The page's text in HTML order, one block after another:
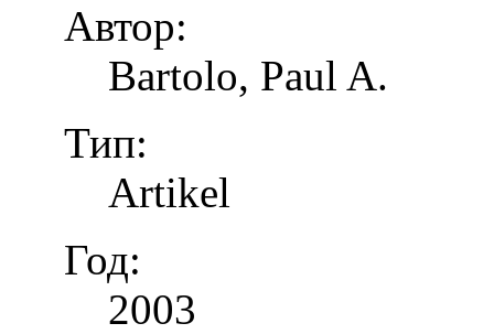
Автор:
Bartolo, Paul A.
Тип:
Artikel
Год:
2003